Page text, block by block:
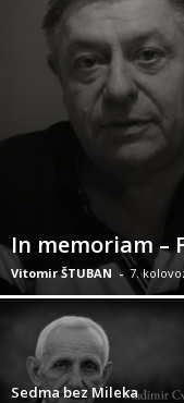
In memoriam –
Vitomir ŠTUBAN - 7.
Sedma bez Mileka